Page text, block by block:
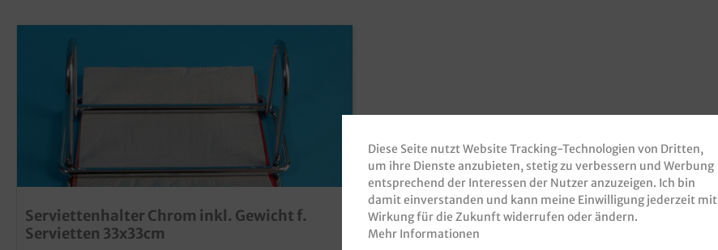
Serviettenhalter Chrom inkl. Gewicht f.
Servietten 33x33cm
Diese Seite nutzt Website Tracking-Technologien von Dritten,
um ihre Dienste anzubieten, stetig zu verbessern und Werbung
entsprechend der Interessen der Nutzer anzuzeigen. Ich bin
damit einverstanden und kann meine Einwilligung jederzeit mit
Wirkung für die Zukunft widerrufen oder ändern.
Mehr Informationen